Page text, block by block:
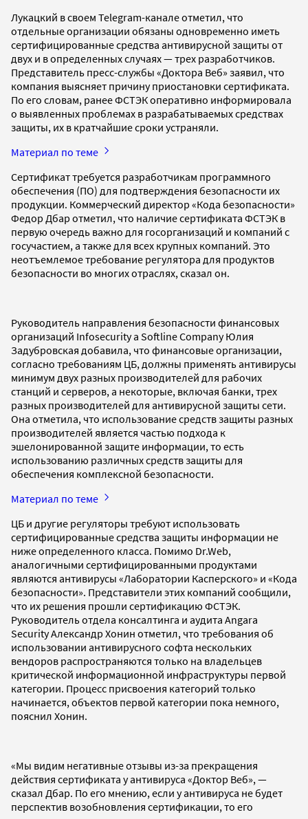
Лукацкий в своем Telegram-канале отметил, что
отдельные организации обязаны одновременно иметь
сертифицированные средства антивирусной защиты от
двух и в определенных случаях — трех разработчиков.
Представитель пресс-службы «Доктора Веб» заявил, что
компания выясняет причину приостановки сертификата.
По его словам, ранее ФСТЭК оперативно информировала
о выявленных проблемах в разрабатываемых средствах
защиты, их в кратчайшие сроки устраняли.
Материал по теме
Сертификат требуется разработчикам программного
обеспечения (ПО) для подтверждения безопасности их
продукции. Коммерческий директор «Кода безопасности»
Федор Дбар отметил, что наличие сертификата ФСТЭК в
первую очередь важно для госорганизаций и компаний с
госучастием, а также для всех крупных компаний. Это
неотъемлемое требование регулятора для продуктов
безопасности во многих отраслях, сказал он.
Руководитель направления безопасности финансовых
организаций Infosecurity a Softline Company Юлия
Задубровская добавила, что финансовые организации,
согласно требованиям ЦБ, должны применять антивирусы
минимум двух разных производителей для рабочих
станций и серверов, а некоторые, включая банки, трех
разных производителей для антивирусной защиты сети.
Она отметила, что использование средств защиты разных
производителей является частью подхода к
эшелонированной защите информации, то есть
использованию различных средств защиты для
обеспечения комплексной безопасности.
Материал по теме
ЦБ и другие регуляторы требуют использовать
сертифицированные средства защиты информации не
ниже определенного класса. Помимо Dr.Web,
аналогичными сертифицированными продуктами
являются антивирусы «Лаборатории Касперского» и «Кода
безопасности». Представители этих компаний сообщили,
что их решения прошли сертификацию ФСТЭК.
Руководитель отдела консалтинга и аудита Angara
Security Александр Хонин отметил, что требования об
использовании антивирусного софта нескольких
вендоров распространяются только на владельцев
критической информационной инфраструктуры первой
категории. Процесс присвоения категорий только
начинается, объектов первой категории пока немного,
пояснил Хонин.
«Мы видим негативные отзывы из-за прекращения
действия сертификата у антивируса «Доктор Веб», —
сказал Дбар. По его мнению, если у антивируса не будет
перспектив возобновления сертификации, то его